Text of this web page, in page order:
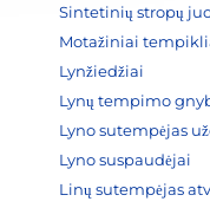
Sintetinių stropų
Motažiniai
Lynžiedžiai
Lynų tempimo
Lyno sutempėjas
Lyno suspaudėjai
Linų sutempėjas